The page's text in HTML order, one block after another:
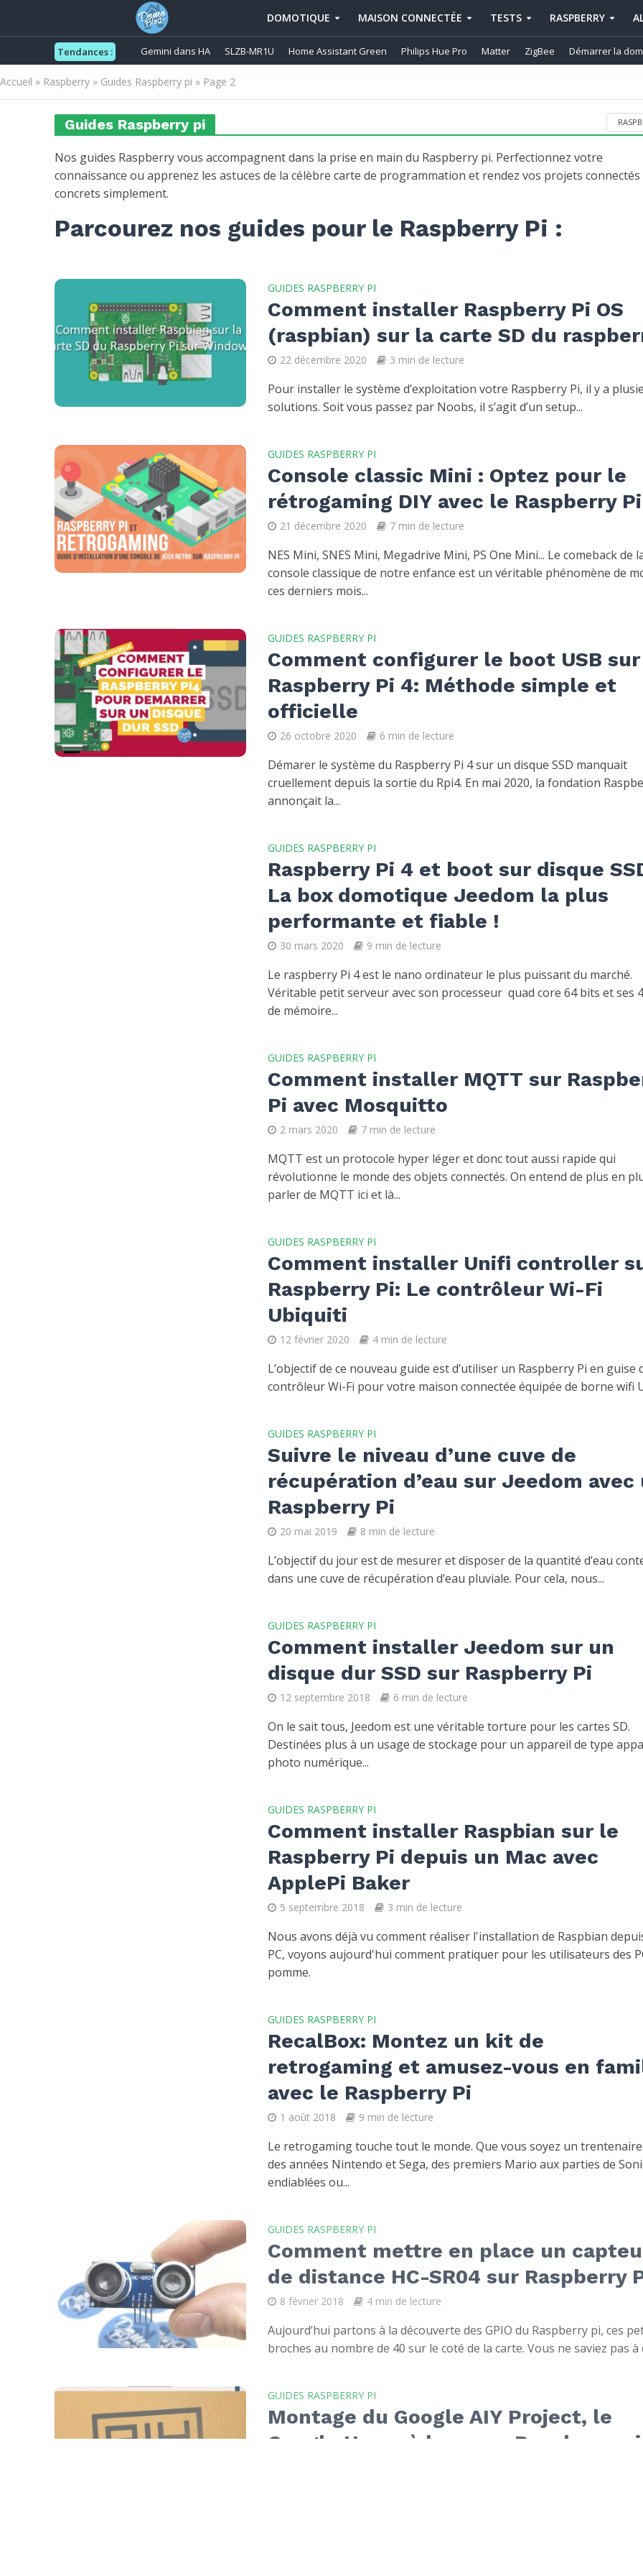
DOMOTIQUE MAISON CONNECTÉE TESTS RASPBERRY
Tendances : Gemini dans HA SLZB-MR1U Home Assistant Green Philips Hue Pro Matter ZigBee Démarrer la
Accueil » Raspberry » Guides Raspberry pi » Page 2
Guides Raspberry pi
Nos guides Raspberry vous accompagnent dans la prise en main du Raspberry pi. Perfectionnez votre
connaissance ou apprenez les astuces de la célèbre carte de programmation et rendez vos projets connectés
concrets simplement.
Parcourez nos guides pour le Raspberry Pi :
GUIDES RASPBERRY PI
Comment installer Raspberry Pi OS
(raspbian) sur la carte SD du
22 décembre 2020 3 min de lecture
Pour installer le système d’exploitation votre Raspberry Pi, il y a
solutions. Soit vous passez par Noobs, il s’agit d’un setup...
GUIDES RASPBERRY PI
Console classic Mini : Optez pour le
rétrogaming DIY avec le Raspberry Pi
21 décembre 2020 7 min de lecture
NES Mini, SNES Mini, Megadrive Mini, PS One Mini... Le comeback de
console classique de notre enfance est un véritable phénomène de
ces derniers mois...
GUIDES RASPBERRY PI
Comment configurer le boot USB sur
Raspberry Pi 4: Méthode simple et
officielle
26 octobre 2020 6 min de lecture
Démarer le système du Raspberry Pi 4 sur un disque SSD manquait
cruellement depuis la sortie du Rpi4. En mai 2020, la fondation
annonçait la...
GUIDES RASPBERRY PI
Raspberry Pi 4 et boot sur disque
La box domotique Jeedom la plus
performante et fiable !
30 mars 2020 9 min de lecture
Le raspberry Pi 4 est le nano ordinateur le plus puissant du marché.
Véritable petit serveur avec son processeur quad core 64 bits et ses
de mémoire...
GUIDES RASPBERRY PI
Comment installer MQTT sur
Pi avec Mosquitto
2 mars 2020 7 min de lecture
MQTT est un protocole hyper léger et donc tout aussi rapide qui
révolutionne le monde des objets connectés. On entend de plus en
parler de MQTT ici et là...
GUIDES RASPBERRY PI
Comment installer Unifi controller
Raspberry Pi: Le contrôleur Wi-Fi
Ubiquiti
12 février 2020 4 min de lecture
L’objectif de ce nouveau guide est d’utiliser un Raspberry Pi en guise
contrôleur Wi-Fi pour votre maison connectée équipée de borne wifi
GUIDES RASPBERRY PI
Suivre le niveau d’une cuve de
récupération d’eau sur Jeedom avec
Raspberry Pi
20 mai 2019 8 min de lecture
L’objectif du jour est de mesurer et disposer de la quantité d’eau
dans une cuve de récupération d’eau pluviale. Pour cela, nous...
GUIDES RASPBERRY PI
Comment installer Jeedom sur un
disque dur SSD sur Raspberry Pi
12 septembre 2018 6 min de lecture
On le sait tous, Jeedom est une véritable torture pour les cartes SD.
Destinées plus à un usage de stockage pour un appareil de type
photo numérique...
GUIDES RASPBERRY PI
Comment installer Raspbian sur le
Raspberry Pi depuis un Mac avec
ApplePi Baker
5 septembre 2018 3 min de lecture
Nous avons déjà vu comment réaliser l'installation de Raspbian
PC, voyons aujourd'hui comment pratiquer pour les utilisateurs des
pomme.
GUIDES RASPBERRY PI
RecalBox: Montez un kit de
retrogaming et amusez-vous en
avec le Raspberry Pi
1 août 2018 9 min de lecture
Le retrogaming touche tout le monde. Que vous soyez un
des années Nintendo et Sega, des premiers Mario aux parties de
endiablées ou...
GUIDES RASPBERRY PI
Comment mettre en place un
de distance HC-SR04 sur Raspberry
8 février 2018 4 min de lecture
Aujourd’hui partons à la découverte des GPIO du Raspberry pi, ces
broches au nombre de 40 sur le coté de la carte. Vous ne saviez pas à
GUIDES RASPBERRY PI
Montage du Google AIY Project, le
Google Home à la sauce Raspberry pi